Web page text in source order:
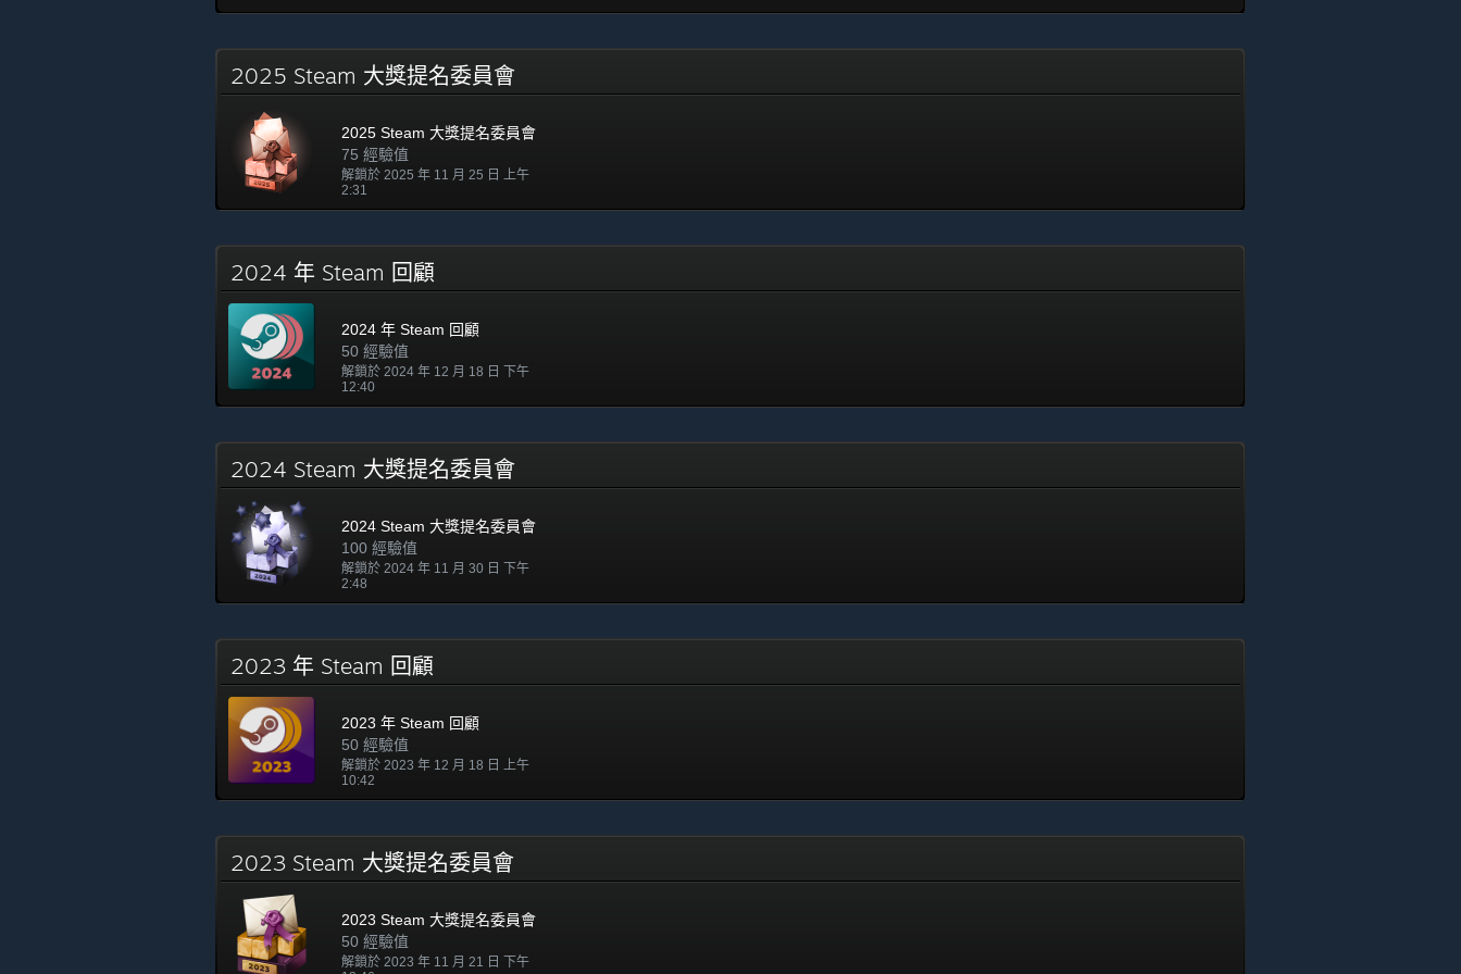
2025 Steam 大獎提名委員會
2025 Steam 大獎提名委員會
75 經驗值
解鎖於 2025 年 11 月 25 日 上午
2:31
2024 年 Steam 回顧
2024 年 Steam 回顧
50 經驗值
解鎖於 2024 年 12 月 18 日 下午
12:40
2024 Steam 大獎提名委員會
2024 Steam 大獎提名委員會
100 經驗值
解鎖於 2024 年 11 月 30 日 下午
2:48
2023 年 Steam 回顧
2023 年 Steam 回顧
50 經驗值
解鎖於 2023 年 12 月 18 日 上午
10:42
2023 Steam 大獎提名委員會
2023 Steam 大獎提名委員會
50 經驗值
解鎖於 2023 年 11 月 21 日 下午